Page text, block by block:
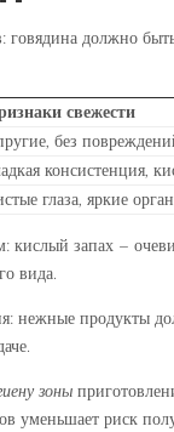
говядина должно
свежести
без
консистенция,
глаза, яркие
кислый запах –
вида.
нежные продукты
зоны
уменьшает риск